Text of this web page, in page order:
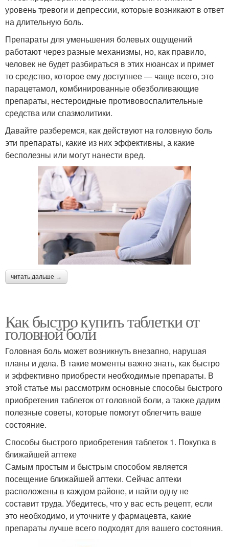
уровень тревоги и депрессии, которые возникают в ответ
на длительную боль.
Препараты для уменьшения болевых ощущений
работают через разные механизмы, но, как правило,
человек не будет разбираться в этих нюансах и примет
то средство, которое ему доступнее — чаще всего, это
парацетамол, комбинированные обезболивающие
препараты, нестероидные противовоспалительные
средства или спазмолитики.
Давайте разберемся, как действуют на головную боль
эти препараты, какие из них эффективны, а какие
бесполезны или могут нанести вред.
читать дальше →
Как быстро купить таблетки от
головной боли
Головная боль может возникнуть внезапно, нарушая
планы и дела. В такие моменты важно знать, как быстро
и эффективно приобрести необходимые препараты. В
этой статье мы рассмотрим основные способы быстрого
приобретения таблеток от головной боли, а также дадим
полезные советы, которые помогут облегчить ваше
состояние.
Способы быстрого приобретения таблеток 1. Покупка в
ближайшей аптеке
Самым простым и быстрым способом является
посещение ближайшей аптеки. Сейчас аптеки
расположены в каждом районе, и найти одну не
составит труда. Убедитесь, что у вас есть рецепт, если
это необходимо, и уточните у фармацевта, какие
препараты лучше всего подходят для вашего состояния.